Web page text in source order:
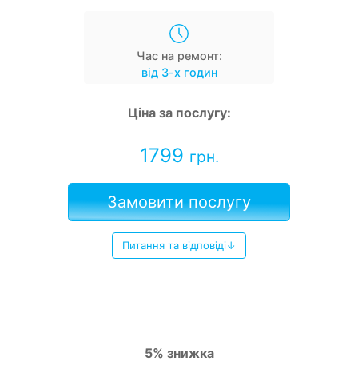
Час на ремонт:
від 3-х годин
Ціна за послугу:
1799 грн.
Замовити послугу
Питання та відповіді↓
5% знижка